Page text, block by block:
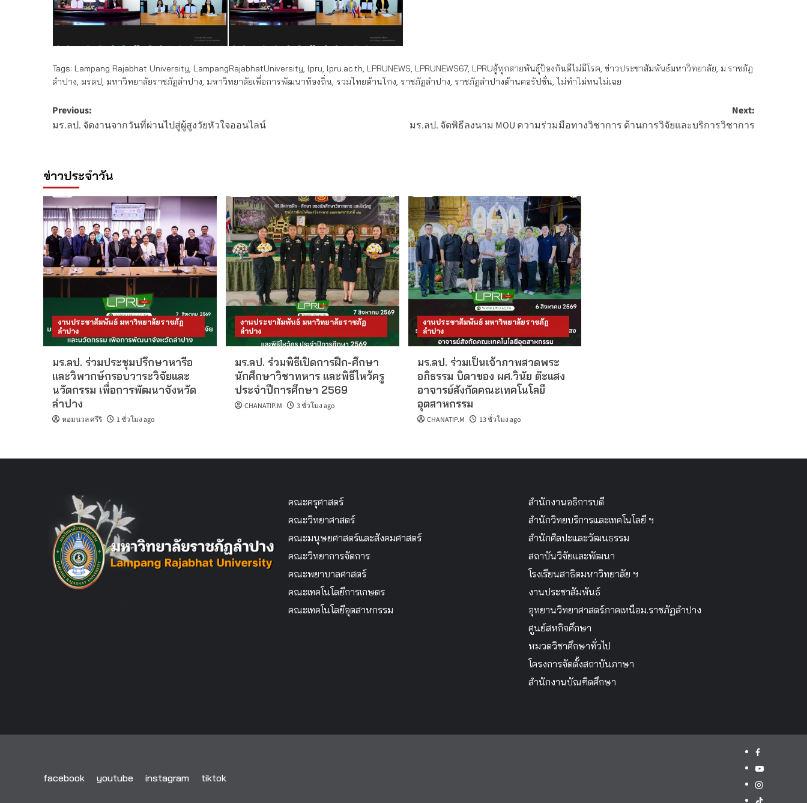
Tags: Lampang Rajabhat University, LampangRajabhatUniversity, lpru, lpru.ac.th, LPRUNEWS, LPRUNEWS67, LPRUสู้ทุกสายพันธุ์ป้องกันดีไม่มีโรค, ข่าวประชาสัมพันธ์มหาวิทยาลัย, ม.ราชภัฏ
ลำปาง, มรลป, มหาวิทยาลัยราชภัฏลำปาง, มหาวิทยาลัยเพื่อการพัฒนาท้องถิ่น, รวมไทยต้านโกง, ราชภัฏลำปาง, ราชภัฏลำปางต้านคอรัปชั่น, ไม่ทำไม่ทนไม่เฉย
Post
navigation
Previous:
มร.ลป. จัดงานจากวันที่ผ่านไปสู่ผู้สูงวัยหัวใจออนไลน์
Next:
มร.ลป. จัดพิธีลงนาม MOU ความร่วมมือทางวิชาการ ด้านการวิจัยและบริการวิชาการ
ข่าวประจำวัน
งานประชาสัมพันธ์ มหาวิทยาลัยราชภัฏ
ลำปาง
มร.ลป. ร่วมประชุมปรึกษาหารือ
และวิพากษ์กรอบวาระวิจัยและ
นวัตกรรม เพื่อการพัฒนาจังหวัด
ลำปาง
หอมนวล ศรีริ 1 ชั่วโมง ago
งานประชาสัมพันธ์ มหาวิทยาลัยราชภัฏ
ลำปาง
มร.ลป. ร่วมพิธีเปิดการฝึก-ศึกษา
นักศึกษาวิชาทหาร และพิธีไหว้ครู
ประจำปีการศึกษา 2569
CHANATIP.M 3 ชั่วโมง ago
งานประชาสัมพันธ์ มหาวิทยาลัยราชภัฏ
ลำปาง
มร.ลป. ร่วมเป็นเจ้าภาพสวดพระ
อภิธรรม บิดาของ ผศ.วินัย ต๊ะแสง
อาจารย์สังกัดคณะเทคโนโลยี
อุตสาหกรรม
CHANATIP.M 13 ชั่วโมง ago
คณะครุศาสตร์
คณะวิทยาศาสตร์
คณะมนุษยศาสตร์และสังคมศาสตร์
คณะวิทยาการจัดการ
คณะพยาบาลศาสตร์
คณะเทคโนโลยีการเกษตร
คณะเทคโนโลยีอุตสาหกรรม
สำนักงานอธิการบดี
สำนักวิทยบริการและเทคโนโลยี ฯ
สำนักศิลปะและวัฒนธรรม
สถาบันวิจัยและพัฒนา
โรงเรียนสาธิตมหาวิทยาลัย ฯ
งานประชาสัมพันธ์
อุทยานวิทยาศาสตร์ภาคเหนือม.ราชภัฏลำปาง
ศูนย์สหกิจศึกษา
หมวดวิชาศึกษาทั่วไป
โครงการจัดตั้งสถาบันภาษา
สำนักงานบัณฑิตศึกษา
facebook youtube instagram tiktok
facebook
youtube
instagram
tiktok